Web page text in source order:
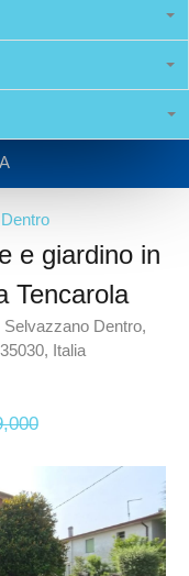
e giardino in
Tencarola
Dentro,
Italia